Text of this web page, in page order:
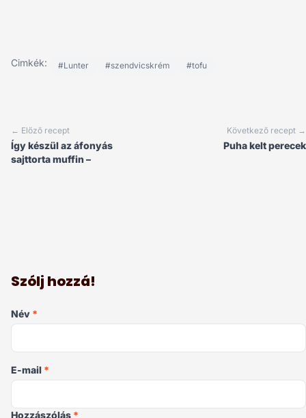
Cimkék: #Lunter #szendvicskrém #tofu
← Előző recept
Így készül az áfonyás
sajttorta muffin –
Következő recept →
Puha kelt perecek
Szólj hozzá!
Név *
E-mail *
Hozzászólás *